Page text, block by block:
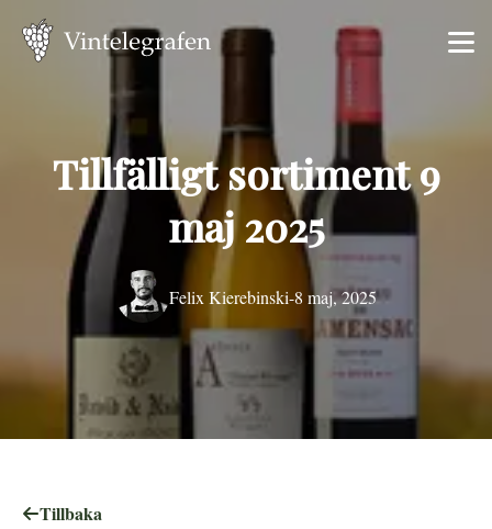
Tillfälligt sortiment 9
maj 2025
Felix Kierebinski-8 maj, 2025
Tillbaka